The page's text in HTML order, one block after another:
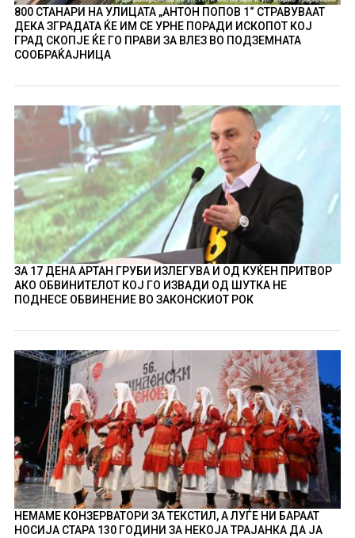
800 СТАНАРИ НА УЛИЦАТА „АНТОН ПОПОВ 1“ СТРАВУВААТ
ДЕКА ЗГРАДАТА ЌЕ ИМ СЕ УРНЕ ПОРАДИ ИСКОПОТ КОЈ
ГРАД СКОПЈЕ ЌЕ ГО ПРАВИ ЗА ВЛЕЗ ВО ПОДЗЕМНАТА
СООБРАЌАЈНИЦА
ЗА 17 ДЕНА АРТАН ГРУБИ ИЗЛЕГУВА И ОД КУЌЕН ПРИТВОР
АКО ОБВИНИТЕЛОТ КОЈ ГО ИЗВАДИ ОД ШУТКА НЕ
ПОДНЕСЕ ОБВИНЕНИЕ ВО ЗАКОНСКИОТ РОК
НЕМАМЕ КОНЗЕРВАТОРИ ЗА ТЕКСТИЛ, А ЛУЃЕ НИ БАРААТ
НОСИЈА СТАРА 130 ГОДИНИ ЗА НЕКОЈА ТРАЈАНКА ДА ЈА